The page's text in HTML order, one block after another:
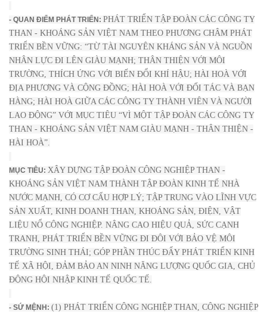
- QUAN ĐIỂM PHÁT TRIỂN: PHÁT TRIỂN TẬP ĐOÀN CÁC CÔNG TY
THAN - KHOÁNG SẢN VIỆT NAM THEO PHƯƠNG CHÂM PHÁT
TRIỂN BỀN VỮNG: “TỪ TÀI NGUYÊN KHÁNG SẢN VÀ NGUỒN
NHÂN LỰC ĐI LÊN GIÀU MẠNH; THÂN THIỆN VỚI MÔI
TRƯỜNG, THÍCH ỨNG VỚI BIẾN ĐỔI KHÍ HẬU; HÀI HOÀ VỚI
ĐỊA PHƯƠNG VÀ CỘNG ĐỒNG; HÀI HOÀ VỚI ĐỐI TÁC VÀ BẠN
HÀNG; HÀI HOÀ GIỮA CÁC CÔNG TY THÀNH VIÊN VÀ NGƯỜI
LAO ĐỘNG” VỚI MỤC TIÊU “VÌ MỘT TẬP ĐOÀN CÁC CÔNG TY
THAN - KHOÁNG SẢN VIỆT NAM GIÀU MẠNH - THÂN THIỆN -
HÀI HOÀ”.
MỤC TIÊU: XÂY DỰNG TẬP ĐOÀN CÔNG NGHIỆP THAN -
KHOÁNG SẢN VIỆT NAM THÀNH TẬP ĐOÀN KINH TẾ NHÀ
NƯỚC MẠNH, CÓ CƠ CẤU HỢP LÝ; TẬP TRUNG VÀO LĨNH VỰC
SẢN XUẤT, KINH DOANH THAN, KHOÁNG SẢN, ĐIỆN, VẬT
LIỆU NỔ CÔNG NGHIỆP. NÂNG CAO HIỆU QUẢ, SỨC CẠNH
TRANH, PHÁT TRIỂN BỀN VỮNG ĐI ĐÔI VỚI BẢO VỆ MÔI
TRƯỜNG SINH THÁI; GÓP PHẦN THÚC ĐẨY PHÁT TRIỂN KINH
TẾ XÃ HỘI, ĐẢM BẢO AN NINH NĂNG LƯỢNG QUỐC GIA, CHỦ
ĐỘNG HỘI NHẬP KINH TẾ QUỐC TẾ.
- SỨ MỆNH: (1) PHÁT TRIỂN CÔNG NGHIỆP THAN, CÔNG NGHIỆP